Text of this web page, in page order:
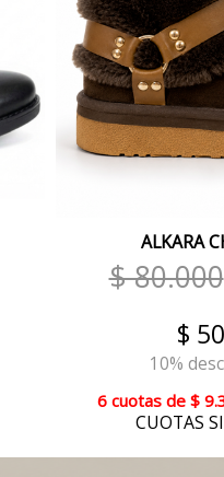
ALKARA
$ 80.000
$
10%
6 cuotas de $
CUOTAS